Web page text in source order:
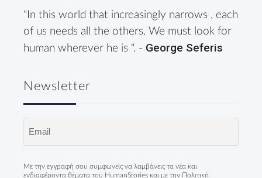
"In this world that increasingly narrows , each
of us needs all the others. We must look for
human wherever he is ". - George Seferis
Newsletter
Με την εγγραφή σου συμφωνείς να λαμβάνεις τα νέα και
ενδιαφέροντα θέματα του HumanStories και με την Πολιτική